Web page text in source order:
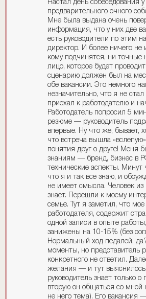
Настал день собеседования
предварительного очного
Мне была выдана очень
информация, что у них две
есть руководители по этим
директор. И более ничего не
кому подчинятся, ни точные
лицо, которое будет
сценарию должен был на
обе вакансии. Это немного
незначительно, что я не
приехал к работодателю и
Работодатель попросил 5
резюме — руководитель
впервые. Ну что же, бывает,
что встреча вышла
понятия друг о друге! Меня
знаниям — бренд, бизнес в
технические аспекты.
что я и так все знаю, и
не имеет смысла. Человек из
знает. Перешли к моему
семье. Тут я заметил, что
работодателя, содержит
одной записи в опыте
занижены на 10-15% (без
Нормальный ход педалей,
моменты, но представитель
конкретного не ответил.
желания — и тут
руководитель знает только о
вторую он общаться со мной
не него тема). Его вакансия